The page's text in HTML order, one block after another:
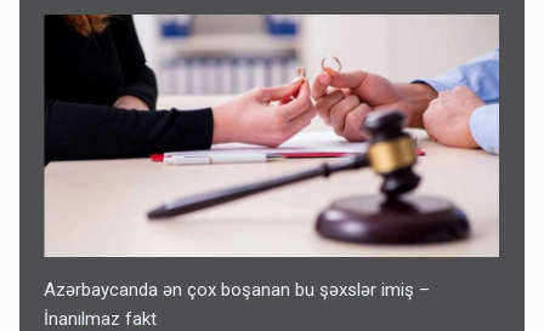
Azərbaycanda ən çox boşanan bu şəxslər imiş –
İnanılmaz fakt